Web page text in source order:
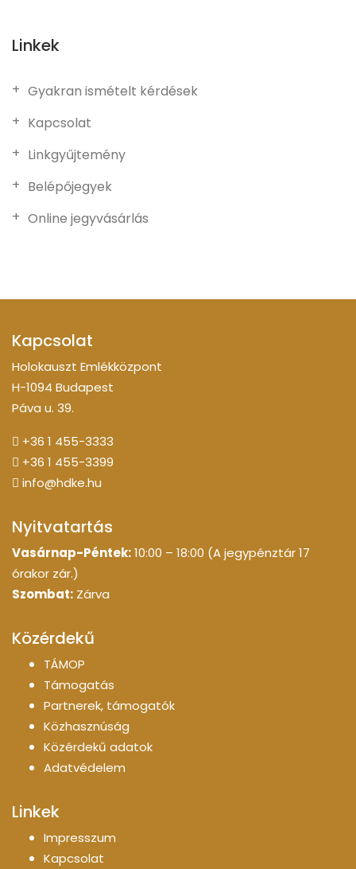
Linkek
Gyakran ismételt kérdések
Kapcsolat
Linkgyűjtemény
Belépőjegyek
Online jegyvásárlás
Kapcsolat
Holokauszt Emlékközpont
H-1094 Budapest
Páva u. 39.
+36 1 455-3333
+36 1 455-3399
info@hdke.hu
Nyitvatartás
Vasárnap-Péntek:10:00 – 18:00 (A jegypénztár 17
órakor zár.)
Szombat: Zárva
Közérdekű
TÁMOP
Támogatás
Partnerek, támogatók
Közhasznúság
Közérdekű adatok
Adatvédelem
Linkek
Impresszum
Kapcsolat